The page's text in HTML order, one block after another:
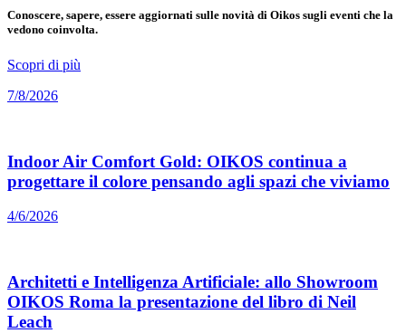
Conoscere, sapere, essere aggiornati sulle novità di Oikos sugli eventi che la
vedono coinvolta.
Scopri di più
7/8/2026
Indoor Air Comfort Gold: OIKOS continua a
progettare il colore pensando agli spazi che viviamo
4/6/2026
Architetti e Intelligenza Artificiale: allo Showroom
OIKOS Roma la presentazione del libro di Neil
Leach